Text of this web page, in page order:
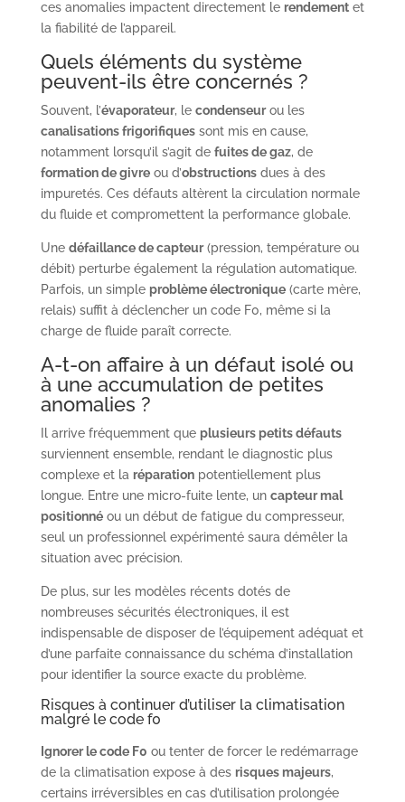
ces anomalies impactent directement le rendementet
la fiabilité de l’appareil.
Quels éléments du système
peuvent-ils être concernés ?
Souvent, l’évaporateur, le condenseurou les
canalisations frigorifiquessont mis en cause,
notamment lorsqu’il s’agit de fuites de gaz, de
formation de givreou d’obstructionsdues à des
impuretés. Ces défauts altèrent la circulation normale
du fluide et compromettent la performance globale.
Une défaillance de capteur(pression, température ou
débit) perturbe également la régulation automatique.
Parfois, un simple problème électronique(carte mère,
relais) suffit à déclencher un code F0, même si la
charge de fluide paraît correcte.
A-t-on affaire à un défaut isolé ou
à une accumulation de petites
anomalies ?
Il arrive fréquemment que plusieurs petits défauts
surviennent ensemble, rendant le diagnostic plus
complexe et la réparationpotentiellement plus
longue. Entre une micro-fuite lente, un capteur mal
positionnéou un début de fatigue du compresseur,
seul un professionnel expérimenté saura démêler la
situation avec précision.
De plus, sur les modèles récents dotés de
nombreuses sécurités électroniques, il est
indispensable de disposer de l’équipement adéquat et
d’une parfaite connaissance du schéma d’installation
pour identifier la source exacte du problème.
Risques à continuer d’utiliser la climatisation
malgré le code f0
Ignorer le code F0 ou tenter de forcer le redémarrage
de la climatisation expose à des risques majeurs,
certains irréversibles en cas d’utilisation prolongée